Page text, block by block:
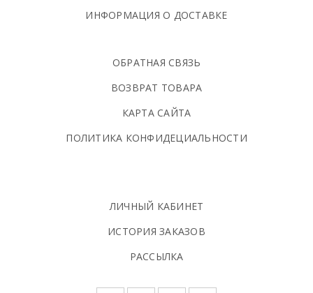
ИНФОРМАЦИЯ О ДОСТАВКЕ
ОБРАТНАЯ СВЯЗЬ
ВОЗВРАТ ТОВАРА
КАРТА САЙТА
ПОЛИТИКА КОНФИДЕЦИАЛЬНОСТИ
ЛИЧНЫЙ КАБИНЕТ
ИСТОРИЯ ЗАКАЗОВ
РАССЫЛКА